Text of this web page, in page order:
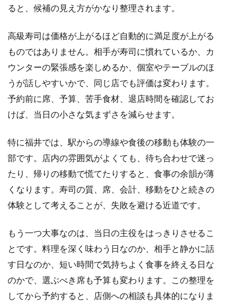
くる
らか
亭は
場面
を決
めて
選ぶ
2.2
海鮮
ム 幾
久店
は場
面を
決め
て選
ぶ
北陸
漁港
おや
じは
を決
ると、候補の見え方がかなり整理されます。
高級寿司は価格が上がるほど自動的に満足度が上がる
ものではありません。相手が寿司に慣れているか、カ
ウンターの緊張感を楽しめるか、個室やテーブルのほ
うが話しやすいかで、同じ店でも評価は変わります。
予約前に席、予算、苦手食材、退店時間を確認してお
けば、当日の小さな気まずさを減らせます。
特に福井では、駅からの導線や食後の移動も体験の一
部です。店内の雰囲気がよくても、待ち合わせで迷っ
たり、帰りの移動で慌てたりすると、食事の余韻が薄
くなります。寿司の質、席、会計、移動をひと続きの
体験として考えることが、失敗を避ける近道です。
もう一つ大事なのは、当日の主役をはっきりさせるこ
とです。料理を深く味わう日なのか、相手と静かに話
す日なのか、短い時間で気持ちよく食事を終える日な
のかで、選ぶべき席も予算も変わります。この整理を
してから予約すると、店側への相談も具体的になりま